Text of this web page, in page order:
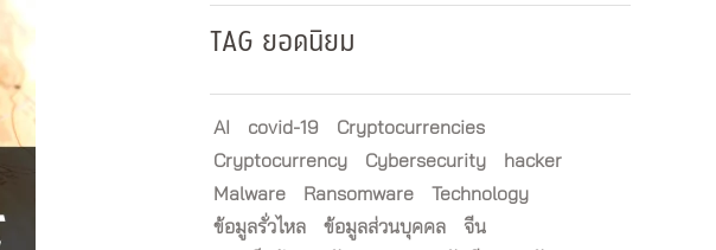
TAG ยอดนิยม
AI covid-19
Cryptocurrencies
Cryptocurrency
Cybersecurity
hacker
Malware
Ransomware
Technology
ข้อมูลรั่วไหล
ข้อมูลส่วนบุคคล
จีน